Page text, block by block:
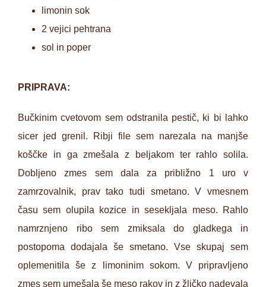
limonin sok
2 vejici pehtrana
sol in poper
PRIPRAVA:
Bučkinim cvetovom sem odstranila pestič, ki bi lahko
sicer jed grenil. Ribji file sem narezala na manjše
koščke in ga zmešala z beljakom ter rahlo solila.
Dobljeno zmes sem dala za približno 1 uro v
zamrzovalnik, prav tako tudi smetano. V vmesnem
času sem olupila kozice in sesekljala meso. Rahlo
namrznjeno ribo sem zmiksala do gladkega in
postopoma dodajala še smetano. Vse skupaj sem
oplemenitila še z limoninim sokom. V pripravljeno
zmes sem umešala še meso rakov in z žličko nadevala